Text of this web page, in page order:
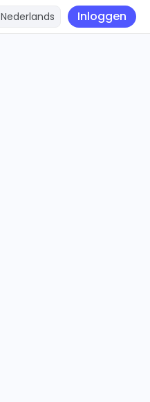
Nederlands Inloggen